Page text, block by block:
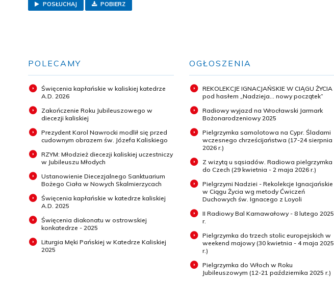
POSŁUCHAJ POBIERZ
POLECAMY
Święcenia kapłańskie w kaliskiej katedrze
A.D. 2026
Zakończenie Roku Jubileuszowego w
diecezji kaliskiej
Prezydent Karol Nawrocki modlił się przed
cudownym obrazem św. Józefa Kaliskiego
RZYM: Młodzież diecezji kaliskiej uczestniczy
w Jubileuszu Młodych
Ustanowienie Diecezjalnego Sanktuarium
Bożego Ciała w Nowych Skalmierzycach
Święcenia kapłańskie w katedrze kaliskiej
A.D. 2025
Święcenia diakonatu w ostrowskiej
konkatedrze - 2025
Liturgia Męki Pańskiej w Katedrze Kaliskiej
2025
OGŁOSZENIA
REKOLEKCJE IGNACJAŃSKIE W CIĄGU ŻYCIA
pod hasłem „Nadzieja... nowy początek”
Radiowy wyjazd na Wrocławski Jarmark
Bożonarodzeniowy 2025
Pielgrzymka samolotowa na Cypr. Śladami
wczesnego chrześcijaństwa (17-24 sierpnia
2026 r.)
Z wizytą u sąsiadów. Radiowa pielgrzymka
do Czech (29 kwietnia - 2 maja 2026 r.)
Pielgrzymi Nadziei - Rekolekcje Ignacjańskie
w Ciągu Życia wg metody Ćwiczeń
Duchowych św. Ignacego z Loyoli
II Radiowy Bal Karnawałowy - 8 lutego 2025
r.
Pielgrzymka do trzech stolic europejskich w
weekend majowy (30 kwietnia - 4 maja 2025
r.)
Pielgrzymka do Włoch w Roku
Jubileuszowym (12-21 października 2025 r.)